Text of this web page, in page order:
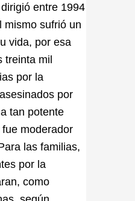
entre 1994
mismo sufrió un
vida, por esa
treinta mil
por la
por
tan potente
moderador
las familias,
por la
como